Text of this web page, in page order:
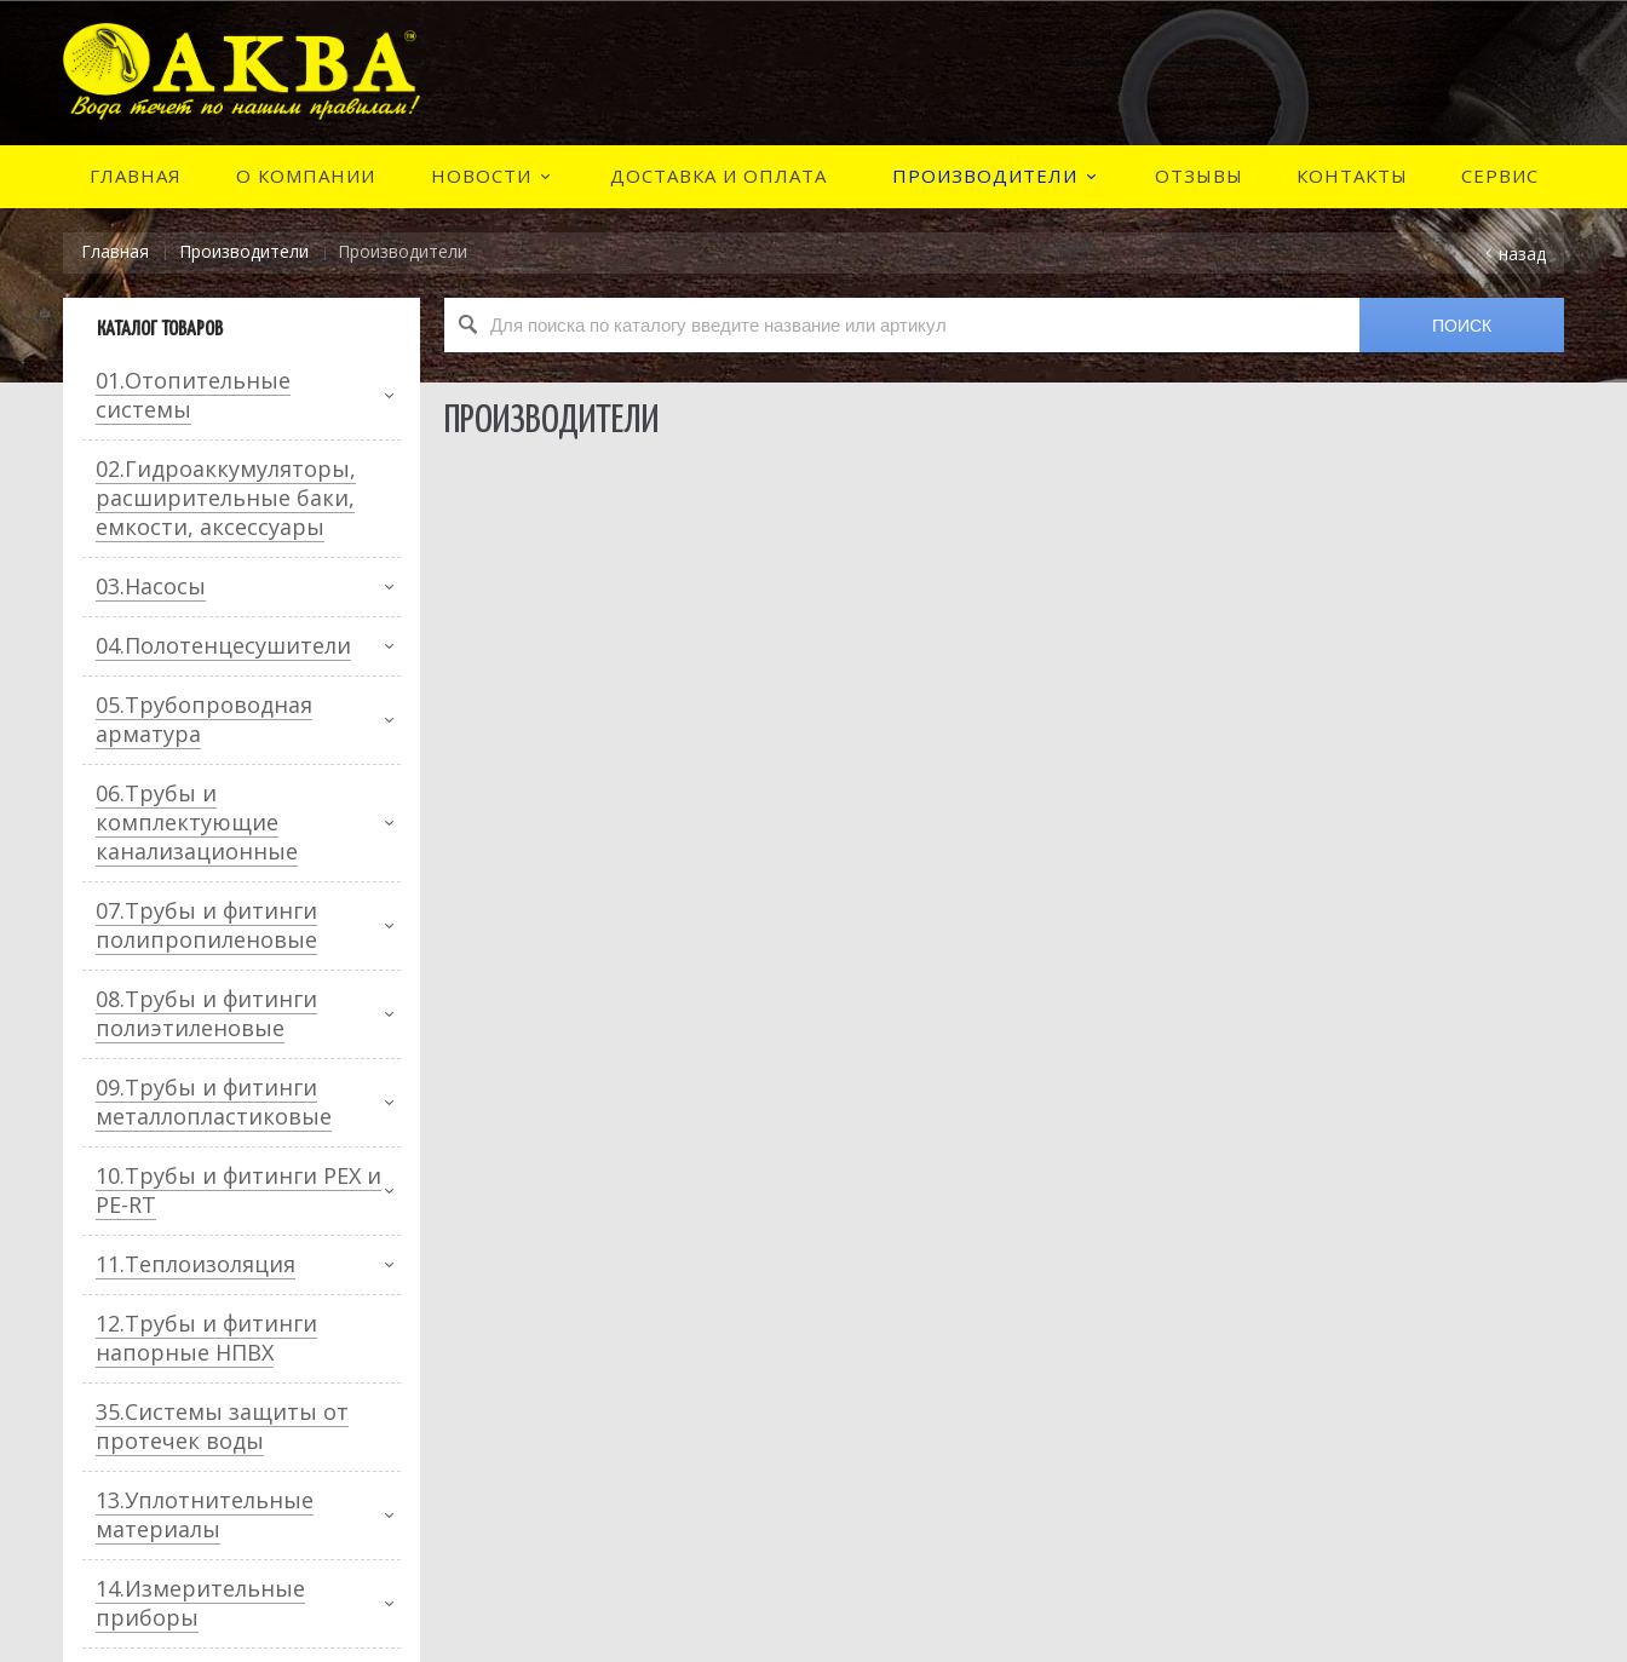
ГЛАВНАЯ О КОМПАНИИ НОВОСТИ ДОСТАВКА И ОПЛАТА ПРОИЗВОДИТЕЛИ ОТЗЫВЫ КОНТАКТЫ СЕРВИС
Главная Производители Производители назад
КАТАЛОГ ТОВАРОВ
01.Отопительные
системы
02.Гидроаккумуляторы,
расширительные баки,
емкости, аксессуары
03.Насосы
04.Полотенцесушители
05.Трубопроводная
арматура
06.Трубы и
комплектующие
канализационные
07.Трубы и фитинги
полипропиленовые
08.Трубы и фитинги
полиэтиленовые
09.Трубы и фитинги
металлопластиковые
10.Трубы и фитинги PEX и
PE-RT
11.Теплоизоляция
12.Трубы и фитинги
напорные НПВХ
35.Системы защиты от
протечек воды
13.Уплотнительные
материалы
14.Измерительные
приборы
ПРОИЗВОДИТЕЛИ